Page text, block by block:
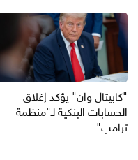
"كابيتال وان" يؤكد إغلاق
الحسابات البنكية لـ"منظمة
ترامب"